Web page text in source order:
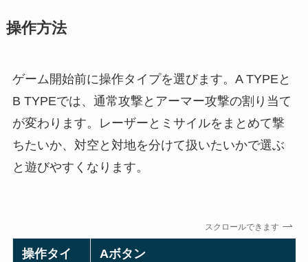
操作方法
ゲーム開始前に操作タイプを選びます。A TYPEと
B TYPEでは、通常攻撃とアーマー攻撃の割り当て
が変わります。レーザーとミサイルをまとめて撃
ちたいか、対空と対地を分けて扱いたいかで選ぶ
と遊びやすくなります。
スクロールできます
操作タイ
Aボタン